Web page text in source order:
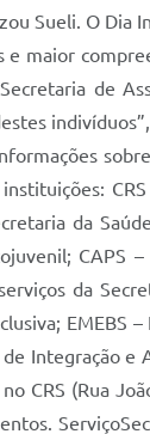
Sueli. O Dia
maior
de
da
CAPS
da
EMEBS
Integração
CRS (Rua